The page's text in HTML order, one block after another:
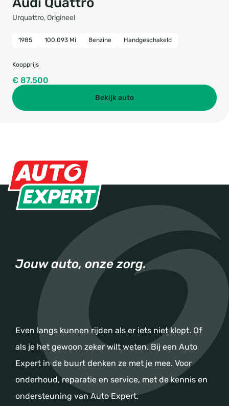
Urquattro, Origineel
1985 100.093 Mi Benzine Handgeschakeld
Koopprijs
€ 87.500
Bekijk auto
Jouw auto, onze zorg.
Even langs kunnen rijden als er iets niet klopt. Of
als je het gewoon zeker wilt weten. Bij een Auto
Expert in de buurt denken ze met je mee. Voor
onderhoud, reparatie en service, met de kennis en
ondersteuning van Auto Expert.